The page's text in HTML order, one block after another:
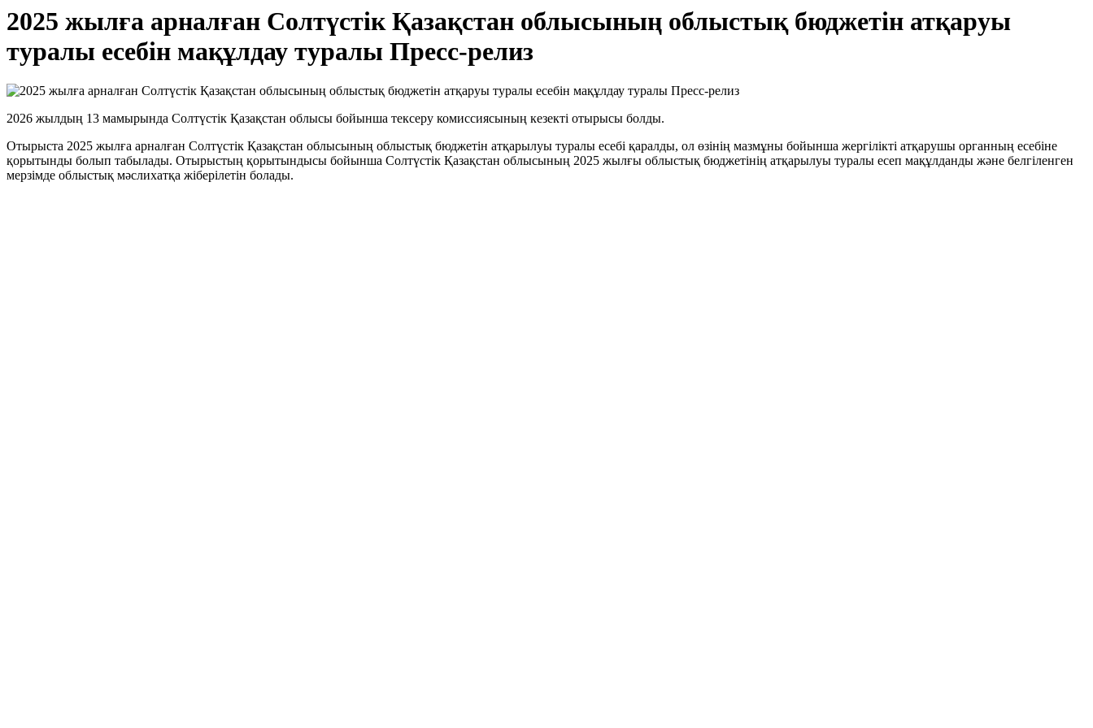
2025 жылға арналған Солтүстік Қазақстан облысының облыстық бюджетін атқаруы
туралы есебін мақұлдау туралы Пресс-релиз
2026 жылдың 13 мамырында Солтүстік Қазақстан облысы бойынша тексеру комиссиясының кезекті отырысы болды.
Отырыста 2025 жылға арналған Солтүстік Қазақстан облысының облыстық бюджетін атқарылуы туралы есебі қаралды, ол өзінің мазмұны бойынша жергілікті атқарушы органның есебіне
қорытынды болып табылады. Отырыстың қорытындысы бойынша Солтүстік Қазақстан облысының 2025 жылғы облыстық бюджетінің атқарылуы туралы есеп мақұлданды және белгіленген
мерзімде облыстық мәслихатқа жіберілетін болады.